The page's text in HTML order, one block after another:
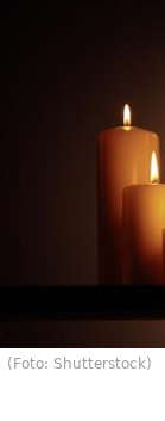
(Foto: Shutterstock)